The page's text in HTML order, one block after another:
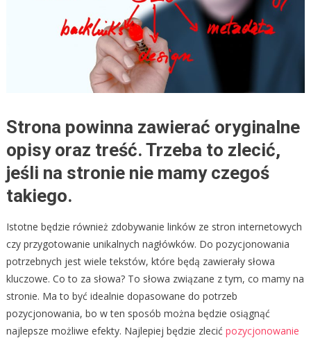
Strona powinna zawierać oryginalne
opisy oraz treść. Trzeba to zlecić,
jeśli na stronie nie mamy czegoś
takiego.
Istotne będzie również zdobywanie linków ze stron internetowych
czy przygotowanie unikalnych nagłówków. Do pozycjonowania
potrzebnych jest wiele tekstów, które będą zawierały słowa
kluczowe. Co to za słowa? To słowa związane z tym, co mamy na
stronie. Ma to być idealnie dopasowane do potrzeb
pozycjonowania, bo w ten sposób można będzie osiągnąć
najlepsze możliwe efekty. Najlepiej będzie zlecić pozycjonowanie